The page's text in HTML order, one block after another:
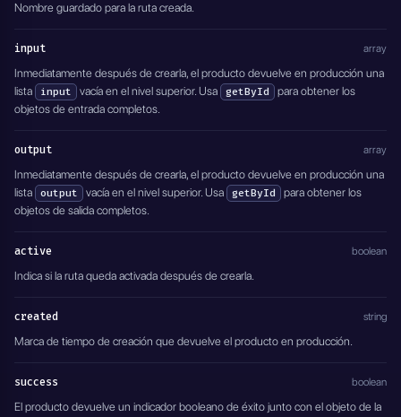
Nombre guardado para la ruta creada.
input array
Inmediatamente después de crearla, el producto devuelve en producción una
lista
input vacía en el nivel superior. Usa getById
para obtener los
objetos de entrada completos.
output array
Inmediatamente después de crearla, el producto devuelve en producción una
lista output vacía en el nivel superior. Usa getById
para obtener los
objetos de salida completos.
active boolean
Indica si la ruta queda activada después de crearla.
created string
Marca de tiempo de creación que devuelve el producto en producción.
success boolean
El producto devuelve un indicador booleano de éxito junto con el objeto de la